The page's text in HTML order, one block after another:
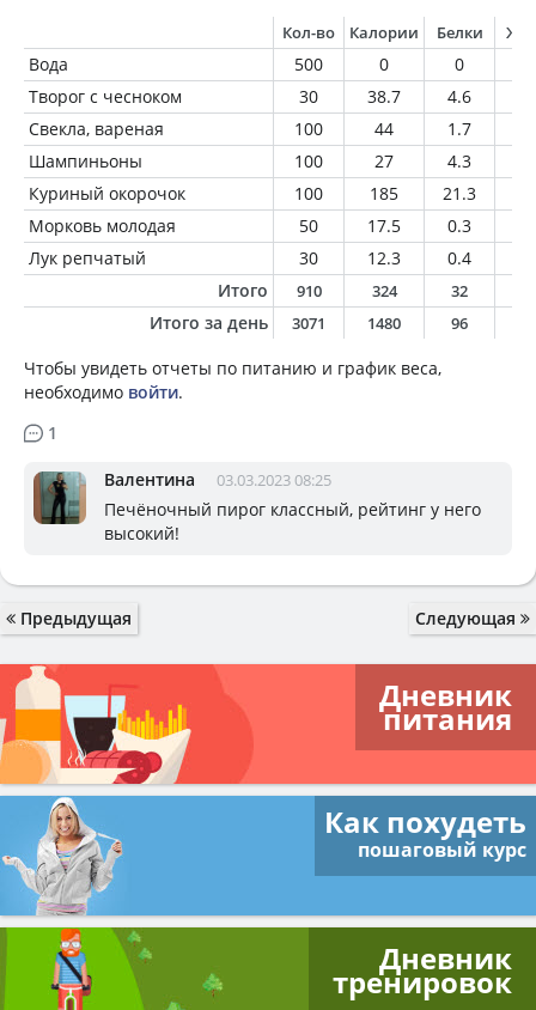
Кол-во Калории Белки
Вода 500 0 0
Творог с чесноком
30 38.7 4.6
Свекла, вареная
100 44 1.7
Шампиньоны
100 27 4.3
Куриный окорочок
100 185 21.3
Морковь молодая
50 17.5 0.3
Лук репчатый
30 12.3 0.4
Итого
910 324 32
Итого за день 3071 1480 96
Чтобы увидеть отчеты по питанию и график веса,
необходимо войти.
1
Валентина 03.03.2023 08:25
Печёночный пирог классный, рейтинг у него
высокий!
Предыдущая Следующая
Дневник
питания
Как похудеть
пошаговый курс
Дневник
тренировок